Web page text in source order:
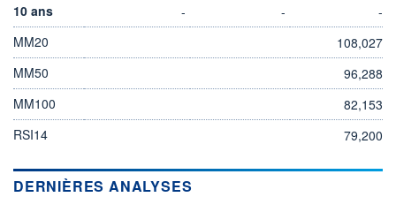
10 ans
- -
-
MM20
108,027
MM50
96,288
MM100
82,153
RSI14
79,200
DERNIÈRES ANALYSES